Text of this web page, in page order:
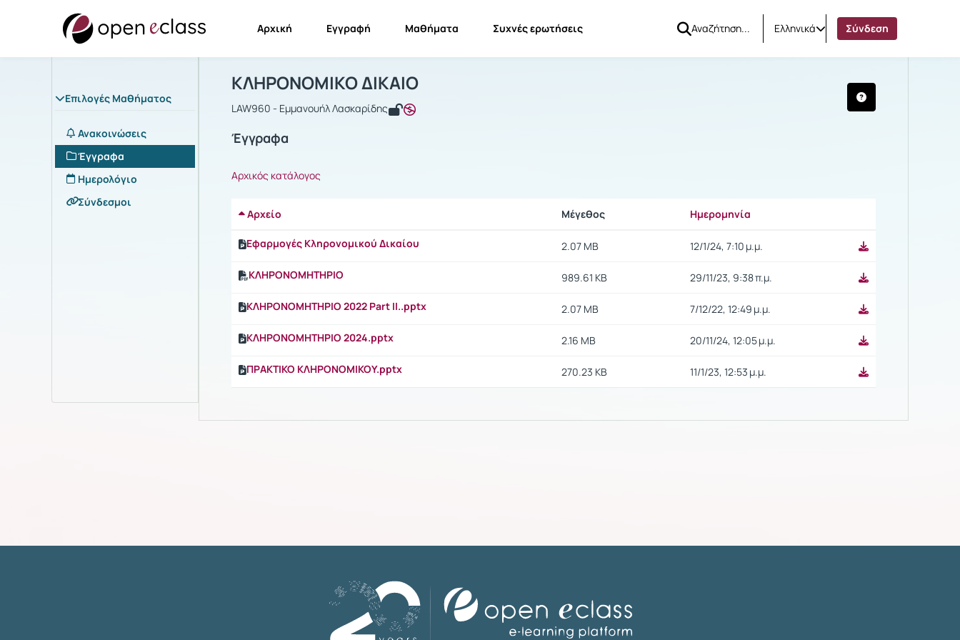
Αρχική Εγγραφή Μαθήματα Συχνές ερωτήσεις Ελληνικά Σύνδεση
Επιλογές Μαθήματος
Ανακοινώσεις
Έγγραφα
Ημερολόγιο
Σύνδεσμοι
Μάθημα : ΚΛΗΡΟΝΟΜΙΚΟ ΔΙΚΑΙΟ
ΚΛΗΡΟΝΟΜΙΚΟ ΔΙΚΑΙΟ
LAW960 - Εμμανουήλ Λασκαρίδης
Έγγραφα
Αρχικός κατάλογος
Αρχείο Μέγεθος Ημερομηνία
Εφαρμογές Κληρονομικού Δικαίου
2.07 MB 12/1/24, 7:10 μ.μ.
ΚΛΗΡΟΝΟΜHTHΡΙΟ 989.61 KB 29/11/23, 9:38 π.μ.
ΚΛΗΡΟΝΟΜHTHΡΙΟ 2022 Part II..pptx 2.07 MB 7/12/22, 12:49 μ.μ.
ΚΛΗΡΟΝΟΜHTHΡΙΟ 2024.pptx 2.16 MB 20/11/24, 12:05 μ.μ.
ΠΡΑΚΤΙΚΟ ΚΛΗΡΟΝΟΜΙΚΟΥ.pptx 270.23 KB 11/1/23, 12:53 μ.μ.